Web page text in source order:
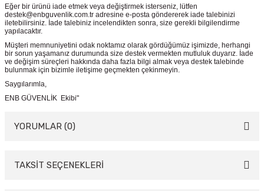
Eğer bir ürünü iade etmek veya değiştirmek isterseniz, lütfen
destek@enbguvenlik.com.tr adresine e-posta göndererek iade talebinizi
iletebilirsiniz. İade talebiniz incelendikten sonra, size gerekli bilgilendirme
yapılacaktır.
Müşteri memnuniyetini odak noktamız olarak gördüğümüz işimizde, herhangi
bir sorun yaşamanız durumunda size destek vermekten mutluluk duyarız. İade
ve değişim süreçleri hakkında daha fazla bilgi almak veya destek talebinde
bulunmak için bizimle iletişime geçmekten çekinmeyin.
Saygılarımla,
ENB GÜVENLİK Ekibi"
YORUMLAR (0)
Bu ürüne ilk yorumu siz yapın!
TAKSİT SEÇENEKLERİ